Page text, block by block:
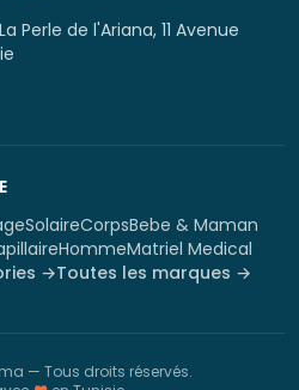
Perle de l'Ariana, 11 Avenue
SolaireCorpsBebe & Maman
HommeMatriel Medical
→Toutes les marques →
— Tous droits réservés.